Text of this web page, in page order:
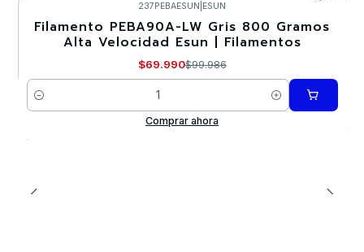
-30%
237PEBAESUN ESUN
Filamento PEBA90A-LW Gris 800 Gramos
Alta Velocidad Esun | Filamentos
$69.990$99.986
Cantidad
Comprar ahora